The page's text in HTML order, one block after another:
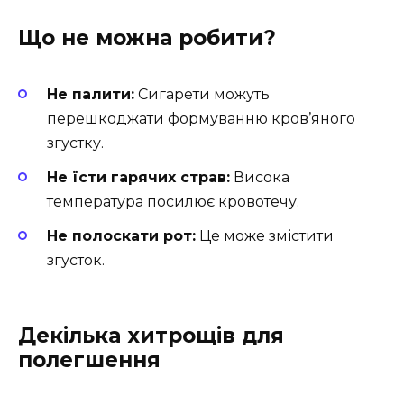
Що не можна робити?
Не палити: Сигарети можуть
перешкоджати формуванню кров’яного
згустку.
Не їсти гарячих страв: Висока
температура посилює кровотечу.
Не полоскати рот: Це може змістити
згусток.
Декілька хитрощів для
полегшення